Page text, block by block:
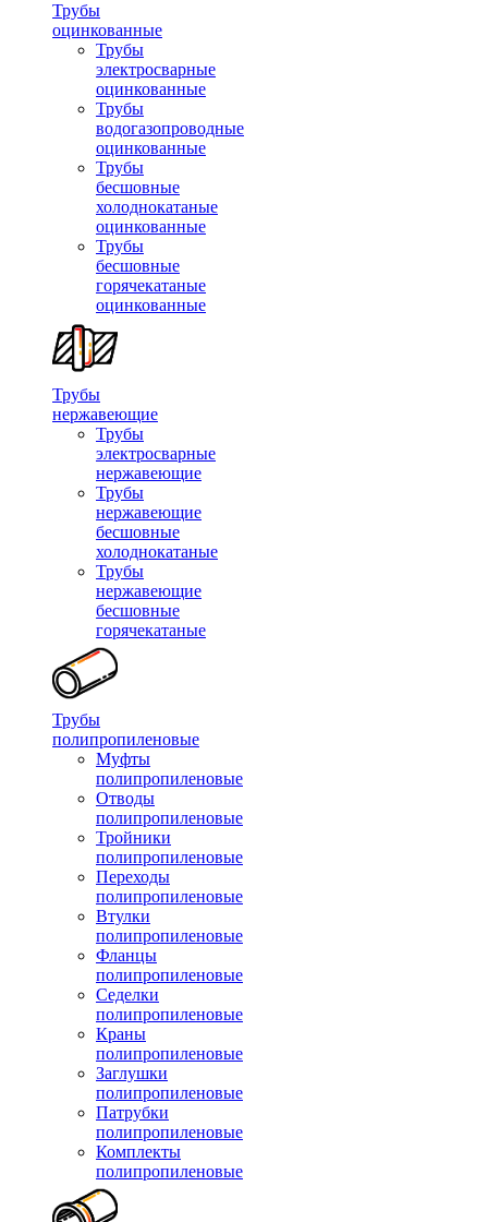
Трубы
оцинкованные
Трубы
электросварные
оцинкованные
Трубы
водогазопроводные
оцинкованные
Трубы
бесшовные
холоднокатаные
оцинкованные
Трубы
бесшовные
горячекатаные
оцинкованные
Трубы
нержавеющие
Трубы
электросварные
нержавеющие
Трубы
нержавеющие
бесшовные
холоднокатаные
Трубы
нержавеющие
бесшовные
горячекатаные
Трубы
полипропиленовые
Муфты
полипропиленовые
Отводы
полипропиленовые
Тройники
полипропиленовые
Переходы
полипропиленовые
Втулки
полипропиленовые
Фланцы
полипропиленовые
Седелки
полипропиленовые
Краны
полипропиленовые
Заглушки
полипропиленовые
Патрубки
полипропиленовые
Комплекты
полипропиленовые